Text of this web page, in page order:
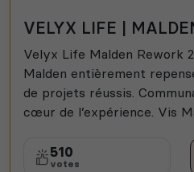
VELYX LIFE |
Velyx Life Malden Rework
Malden entièrement
de projets réussis.
cœur de l’expérience. Vis
510
votes